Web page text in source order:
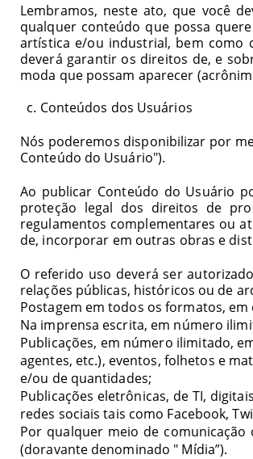
Lembramos, neste ato, que você
qualquer conteúdo que possa
artística e/ou industrial, bem como
deverá garantir os direitos de, e
moda que possam aparecer
c. Conteúdos dos Usuários
Nós poderemos disponibilizar por
Conteúdo do Usuário").
Ao publicar Conteúdo do Usuário
proteção legal dos direitos de
regulamentos complementares ou
de, incorporar em outras obras e
O referido uso deverá ser
relações públicas, históricos ou de
Postagem em todos os formatos,
Na imprensa escrita, em número
Publicações, em número ilimitado,
agentes, etc.), eventos, folhetos e
e/ou de quantidades;
Publicações eletrônicas, de TI,
redes sociais tais como Facebook,
Por qualquer meio de
(doravante denominado " Mídia”).